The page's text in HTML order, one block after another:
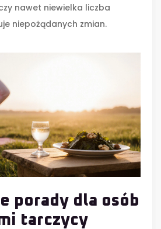
nawet niewielka liczba
niepożądanych zmian.
porady dla osób
tarczycy